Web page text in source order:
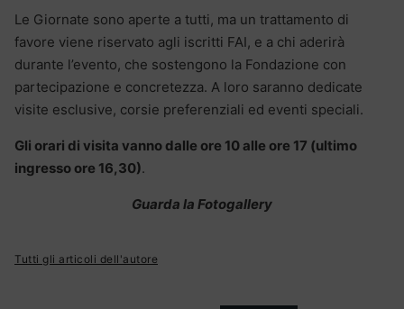
Le Giornate sono aperte a tutti, ma un trattamento di
favore viene riservato agli iscritti FAI, e a chi aderirà
durante l’evento, che sostengono la Fondazione con
partecipazione e concretezza. A loro saranno dedicate
visite esclusive, corsie preferenziali ed eventi speciali.
Gli orari di visita vanno dalle ore 10 alle ore 17 (ultimo
ingresso ore 16,30).
Guarda la Fotogallery
Tutti gli articoli dell'autore